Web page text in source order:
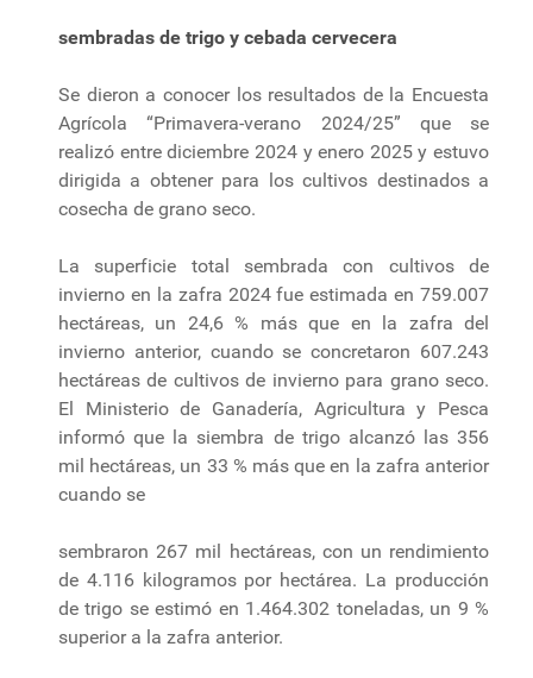
sembradas de trigo y cebada cervecera
Se dieron a conocer los resultados de la Encuesta
Agrícola “Primavera-verano 2024/25” que se
realizó entre diciembre 2024 y enero 2025 y estuvo
dirigida a obtener para los cultivos destinados a
cosecha de grano seco.
La superficie total sembrada con cultivos de
invierno en la zafra 2024 fue estimada en 759.007
hectáreas, un 24,6 % más que en la zafra del
invierno anterior, cuando se concretaron 607.243
hectáreas de cultivos de invierno para grano seco.
El Ministerio de Ganadería, Agricultura y Pesca
informó que la siembra de trigo alcanzó las 356
mil hectáreas, un 33 % más que en la zafra anterior
cuando se
sembraron 267 mil hectáreas, con un rendimiento
de 4.116 kilogramos por hectárea. La producción
de trigo se estimó en 1.464.302 toneladas, un 9 %
superior a la zafra anterior.